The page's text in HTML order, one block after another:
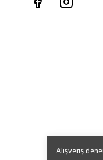
Alışveriş